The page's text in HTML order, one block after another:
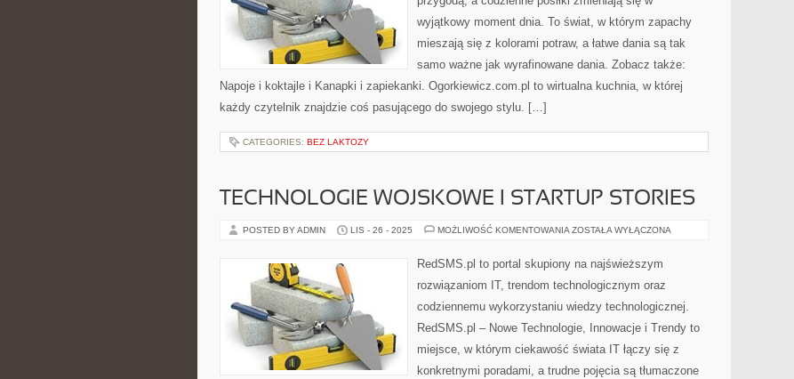
wyjątkowy moment dnia. To świat, w którym zapachy
mieszają się z kolorami potraw, a łatwe dania są tak
samo ważne jak wyrafinowane dania. Zobacz także:
Napoje i koktajle i Kanapki i zapiekanki. Ogorkiewicz.com.pl to wirtualna kuchnia, w której
każdy czytelnik znajdzie coś pasującego do swojego stylu. […]
CATEGORIES: BEZ LAKTOZY
TECHNOLOGIE WOJSKOWE I STARTUP STORIES
POSTED BY ADMIN LIS - 26 - 2025 MOŻLIWOŚĆ KOMENTOWANIA TECHNOLOGIE
STARTUP
STORIES
ZOSTAŁA WYŁĄCZONA
RedSMS.pl to portal skupiony na najświeższym
rozwiązaniom IT, trendom technologicznym oraz
codziennemu wykorzystaniu wiedzy technologicznej.
RedSMS.pl – Nowe Technologie, Innowacje i Trendy to
miejsce, w którym ciekawość świata IT łączy się z
konkretnymi poradami, a trudne pojęcia są tłumaczone